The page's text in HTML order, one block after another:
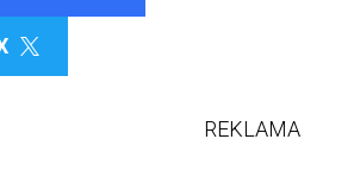

REKLAMA